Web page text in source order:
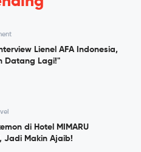
Lienel AFA Indonesia,
Datang Lagi!"
di Hotel MIMARU
Jadi Makin Ajaib!